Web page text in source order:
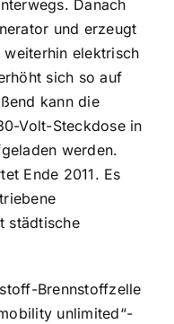
Danach
und erzeugt
weiterhin elektrisch
sich so auf
kann die
Volt-Steckdose in
werden.
Ende 2011. Es
städtische
Brennstoffzelle
unlimited“-